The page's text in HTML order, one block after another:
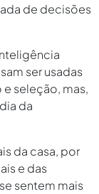
de decisões
ser usadas
seleção, mas,
da
da casa, por
e das
sentem mais